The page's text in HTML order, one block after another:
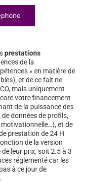
prestations
de la
» en matière de
et de ce fait ne
mais uniquement
votre financement
de la puissance des
données de profils,
et de
prestation de 24 H
de la version
leur prix, soit 2.5 à 3
réglementé car les
à ce jour de